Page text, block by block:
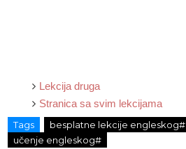
Lekcija druga
Stranica sa svim lekcijama
Tags besplatne lekcije engleskog#
učenje engleskog#